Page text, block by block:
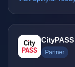
CityPASS
Partner